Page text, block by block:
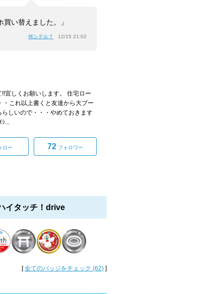
買い替えました。」
何シテル？ 12/15 21:02
宜しくお願いします。 住宅ロー
・これ以上書くと友達から大ブー
らしいので・・・やめておきます
ｼ...
ロー 72 フォロワー
イタッチ！drive
[全てのバッジをチェック (62) ]